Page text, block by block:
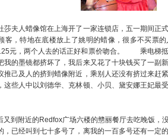
夫人蜡像馆在上海开了一家连锁店，五一期间正
客，特地在底楼放上了姚明的蜡像，很多不买票
元，两个人去的话正好和票价吻合。
乘电梯抵
我的墨镜都挤坏了，我后来又花了十块钱买了一副
推己及人的挤到蜡像附近，乘别人还没有挤过来赶
这些人中以刘德华、克林顿、小贝、黛安娜王妃最
附近的Redfox广场六楼的戆丽餐厅去吃晚饭，
，已经叫到七十多号了，离我的一百多号还有一定